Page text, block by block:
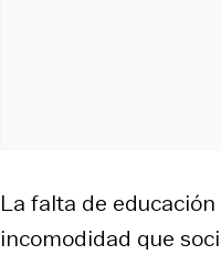
La falta de
incomodidad que